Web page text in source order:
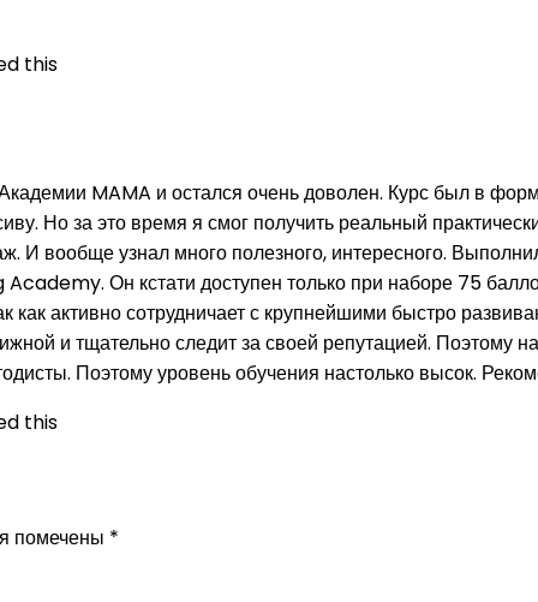
this
MAMA и остался очень доволен. Курс был в
Но за это время я смог получить реальный
И вообще узнал много полезного, интересного.
Он кстати доступен только при наборе 75
как активно сотрудничает с крупнейшими быстро
и тщательно следит за своей репутацией. Поэтому
Поэтому уровень обучения настолько высок.
this
помечены *